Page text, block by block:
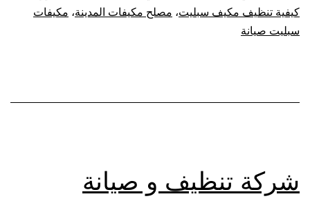
كيفية تنظيف مكيف سبليت، مصلح مكيفات المدينة، مكيفات
سبليت صيانة
شركة تنظيف و صيانة